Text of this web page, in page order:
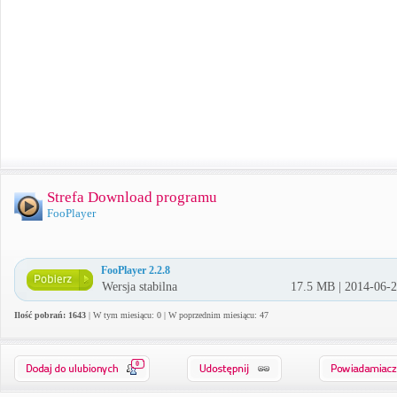
Strefa Download programu
FooPlayer
FooPlayer 2.2.8
Wersja stabilna 17.5 MB | 2014-06-
Ilość pobrań: 1643 | W tym miesiącu: 0 | W poprzednim miesiącu: 47
0